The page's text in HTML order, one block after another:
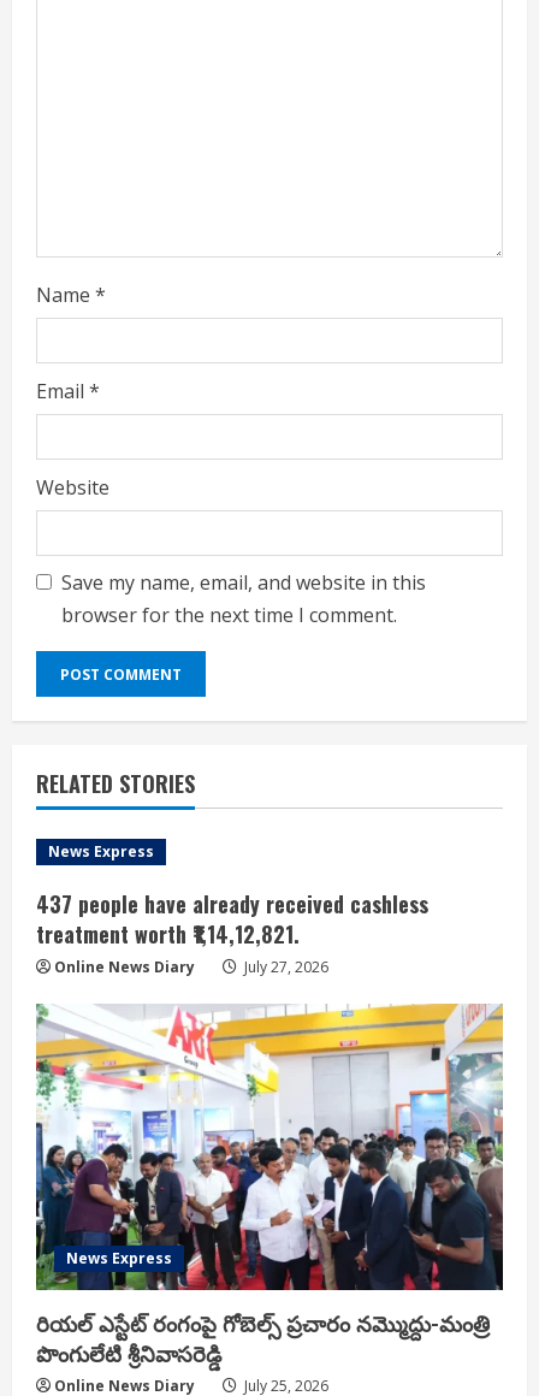
Name *
Email *
Website
Save my name, email, and website in this
browser for the next time I comment.
RELATED STORIES
News Express
437 people have already received cashless
treatment worth ₹1,14,12,821.
Online News Diary July 27, 2026
News Express
రియ‌ల్ ఎస్టేట్ రంగంపై గోబెల్స్ ప్ర‌చారం న‌మ్మొద్దు-మంత్రి
పొంగులేటి శ్రీ‌నివాస‌రెడ్డి
Online News Diary July 25, 2026